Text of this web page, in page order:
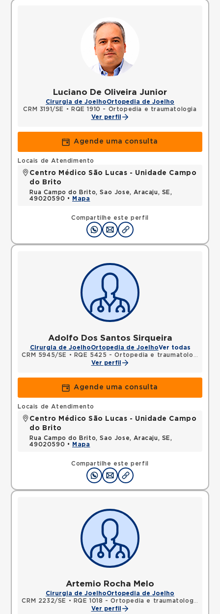
Luciano De Oliveira Junior
Cirurgia de JoelhoOrtopedia de Joelho
CRM 3191/SE
•
RQE 1910 - Ortopedia e traumatologia
Ver perfil
Agende uma consulta
Compartilhe este perfil
Locais de Atendimento
Centro Médico São Lucas - Unidade Campo
do Brito
Rua Campo do Brito, Sao Jose, Aracaju, SE,
49020590 •
Mapa
Adolfo Dos Santos Sirqueira
Cirurgia de JoelhoOrtopedia de JoelhoVer todas
CRM 5945/SE
•
RQE 5425 - Ortopedia e traumatologia
Ver perfil
Agende uma consulta
Compartilhe este perfil
Locais de Atendimento
Centro Médico São Lucas - Unidade Campo
do Brito
Rua Campo do Brito, Sao Jose, Aracaju, SE,
49020590 •
Mapa
Artemio Rocha Melo
Cirurgia de JoelhoOrtopedia de Joelho
CRM 2232/SE
•
RQE 1018 - Ortopedia e traumatologia
Ver perfil